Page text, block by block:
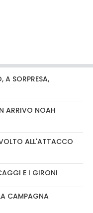
A SORPRESA,
ARRIVO NOAH
ALL'ATTACCO
E I GIRONI
CAMPAGNA